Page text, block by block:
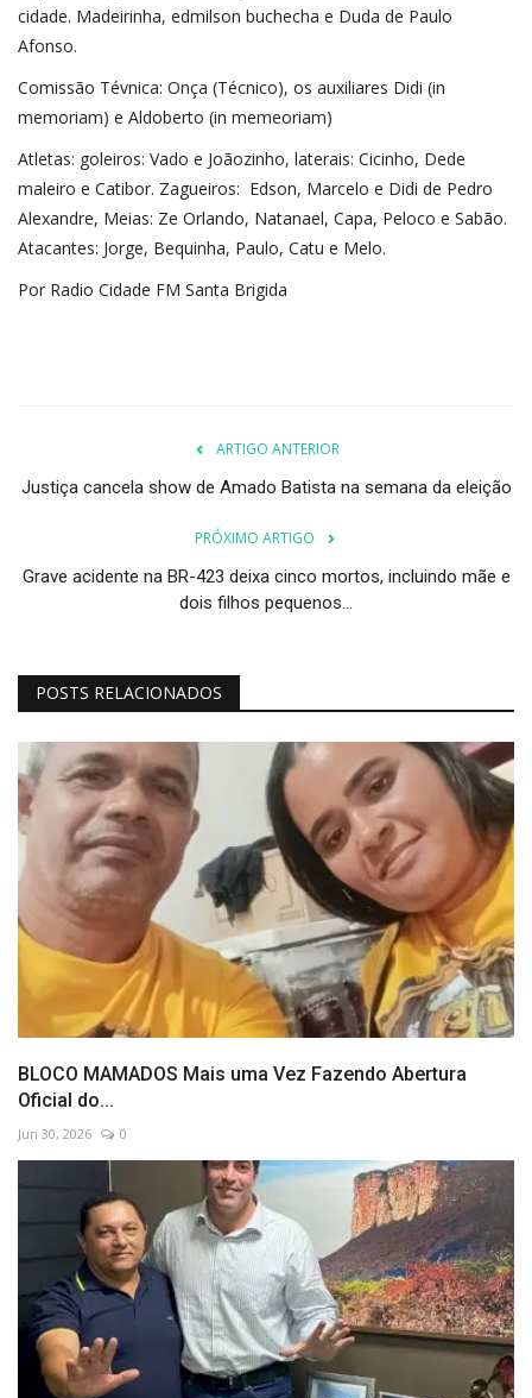
cidade. Madeirinha, edmilson buchecha e Duda de Paulo
Afonso.
Comissão Tévnica: Onça (Técnico), os auxiliares Didi (in
memoriam) e Aldoberto (in memeoriam)
Atletas: goleiros: Vado e Joãozinho, laterais: Cicinho, Dede
maleiro e Catibor. Zagueiros: Edson, Marcelo e Didi de Pedro
Alexandre, Meias: Ze Orlando, Natanael, Capa, Peloco e Sabão.
Atacantes: Jorge, Bequinha, Paulo, Catu e Melo.
Por Radio Cidade FM Santa Brigida
ARTIGO ANTERIOR
Justiça cancela show de Amado Batista na semana da eleição
PRÓXIMO ARTIGO
Grave acidente na BR-423 deixa cinco mortos, incluindo mãe e
dois filhos pequenos...
POSTS RELACIONADOS
BLOCO MAMADOS Mais uma Vez Fazendo Abertura
Oficial do...
Jun 30, 2026 0